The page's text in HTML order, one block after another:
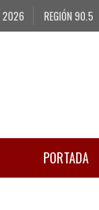
2026 REGIÓN 90.5
PORTADA